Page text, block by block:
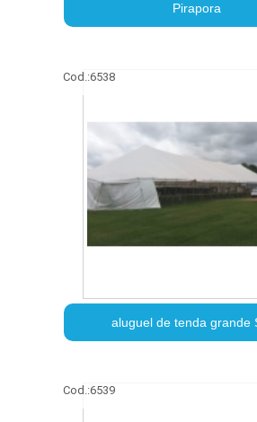
Pirapora
Cod.:6538
aluguel de tenda grande
Cod.:6539